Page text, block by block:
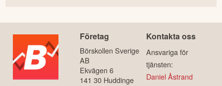
Företag
Börskollen Sverige
AB
Ekvägen 6
141 30 Huddinge
Kontakta oss
Ansvariga för
tjänsten:
Daniel Åstrand